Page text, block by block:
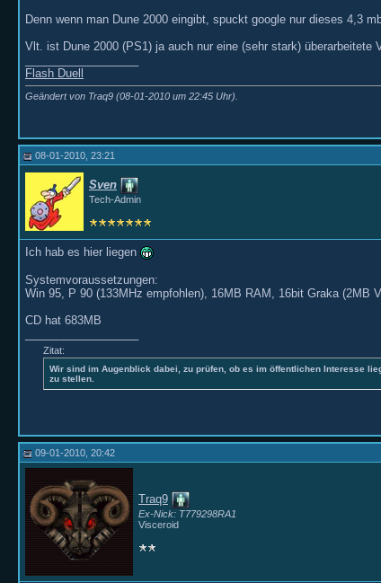
Denn wenn man Dune 2000 eingibt, spuckt google nur dieses 4,3
Vlt. ist Dune 2000 (PS1) ja auch nur eine (sehr stark) überarbeitete
Flash Duell
Geändert von Traq9 (08-01-2010 um 22:45 Uhr).
08-01-2010, 23:21
Sven
Tech-Admin
Ich hab es hier liegen
Systemvoraussetzungen:
Win 95, P 90 (133MHz empfohlen), 16MB RAM, 16bit Graka (2MB
CD hat 683MB
Zitat:
Wir sind im Augenblick dabei, zu prüfen, ob es im öffentlichen Interesse
zu stellen.
09-01-2010, 20:42
Traq9
Ex-Nick: T779298RA1
Visceroid